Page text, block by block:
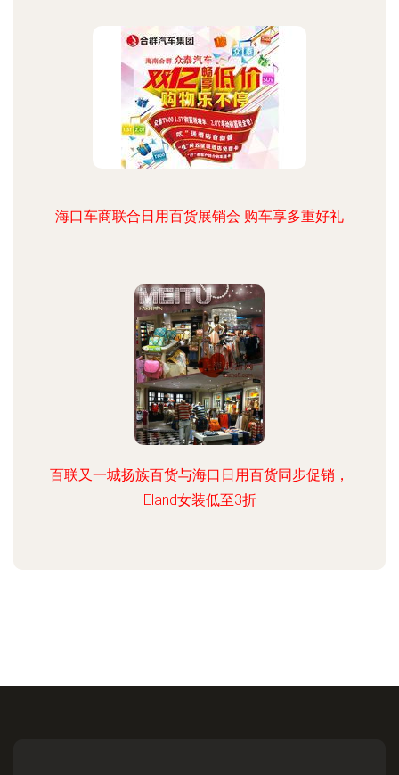
海口车商联合日用百货展销会 购车享多重好礼
百联又一城扬族百货与海口日用百货同步促销，
Eland女装低至3折